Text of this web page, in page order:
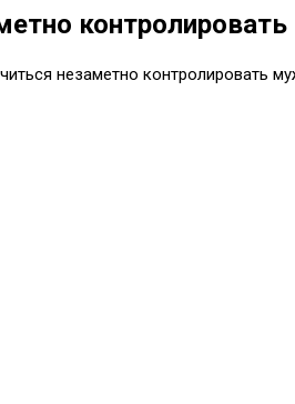
незаметно контролировать